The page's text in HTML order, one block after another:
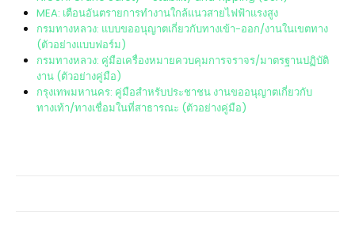
MEA: เตือนอันตรายการทำงานใกล้แนวสายไฟฟ้าแรงสูง
กรมทางหลวง: แบบขออนุญาตเกี่ยวกับทางเข้า-ออก/งานในเขตทาง
(ตัวอย่างแบบฟอร์ม)
กรมทางหลวง: คู่มือเครื่องหมายควบคุมการจราจร/มาตรฐานปฏิบัติ
งาน (ตัวอย่างคู่มือ)
กรุงเทพมหานคร: คู่มือสำหรับประชาชน งานขออนุญาตเกี่ยวกับ
ทางเท้า/ทางเชื่อมในที่สาธารณะ (ตัวอย่างคู่มือ)